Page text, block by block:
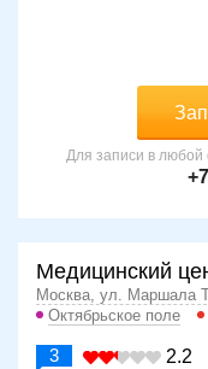
Для записи в любой
Медицинский
Москва, ул. Маршала
Октябрьское поле
3 2.2